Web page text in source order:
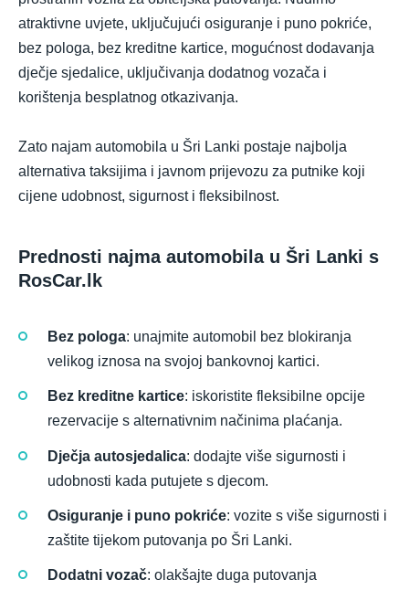
atraktivne uvjete, uključujući osiguranje i puno pokriće,
bez pologa, bez kreditne kartice, mogućnost dodavanja
dječje sjedalice, uključivanja dodatnog vozača i
korištenja besplatnog otkazivanja.
Zato najam automobila u Šri Lanki postaje najbolja
alternativa taksijima i javnom prijevozu za putnike koji
cijene udobnost, sigurnost i fleksibilnost.
Prednosti najma automobila u Šri Lanki s
RosCar.lk
Bez pologa: unajmite automobil bez blokiranja
velikog iznosa na svojoj bankovnoj kartici.
Bez kreditne kartice: iskoristite fleksibilne opcije
rezervacije s alternativnim načinima plaćanja.
Dječja autosjedalica: dodajte više sigurnosti i
udobnosti kada putujete s djecom.
Osiguranje i puno pokriće: vozite s više sigurnosti i
zaštite tijekom putovanja po Šri Lanki.
Dodatni vozač: olakšajte duga putovanja